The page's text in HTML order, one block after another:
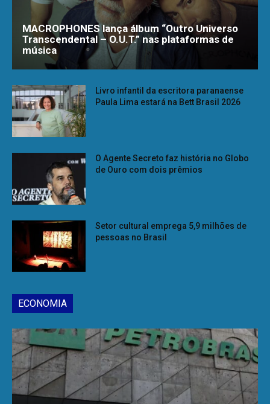
MACROPHONES lança álbum “Outro Universo
Transcendental – O.U.T.” nas plataformas de
música
Livro infantil da escritora paranaense
Paula Lima estará na Bett Brasil 2026
O Agente Secreto faz história no Globo
de Ouro com dois prêmios
Setor cultural emprega 5,9 milhões de
pessoas no Brasil
ECONOMIA